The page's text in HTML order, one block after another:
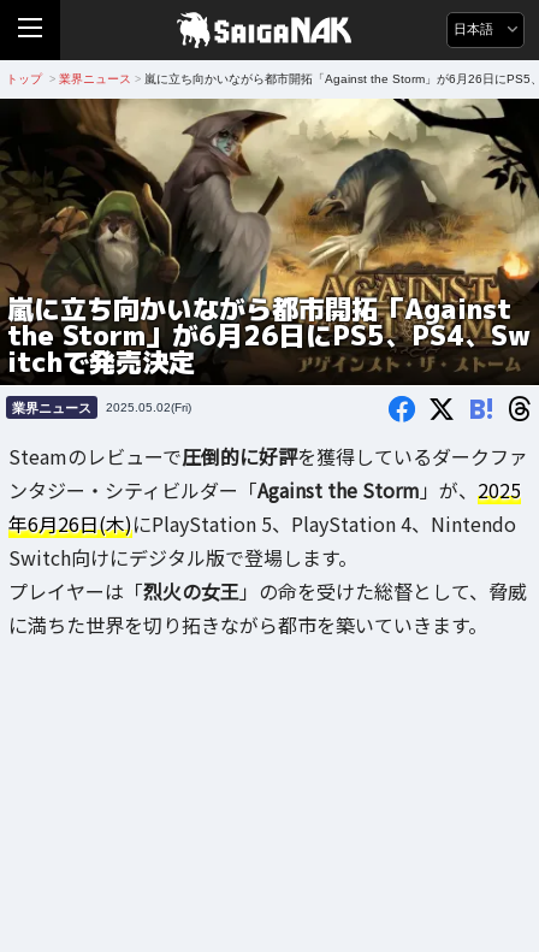
日本語
トップ > 業界ニュース > 嵐に立ち向かいながら都市開拓「Against the Storm」が6月26日にPS5
嵐に立ち向かいながら都市開拓「Against
the Storm」が6月26日にPS5、PS4、Sw
itchで発売決定
業界ニュース 2025.05.02(Fri) B!
Steamのレビューで圧倒的に好評を獲得しているダークファ
ンタジー・シティビルダー「Against the Storm 」が、 2025
年6月26日(木)にPlayStation 5、PlayStation 4、Nintendo
Switch向けにデジタル版で登場します。
プレイヤーは「烈火の女王」の命を受けた総督として、脅威
に満ちた世界を切り拓きながら都市を築いていきます。